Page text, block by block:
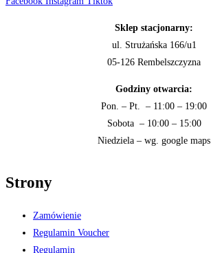
Sklep stacjonarny:
ul. Strużańska 166/u1
05-126 Rembelszczyzna
Godziny otwarcia:
Pon. – Pt. – 11:00 – 19:00
Sobota – 10:00 – 15:00
Niedziela – wg. google maps
Strony
Zamówienie
Regulamin Voucher
Regulamin